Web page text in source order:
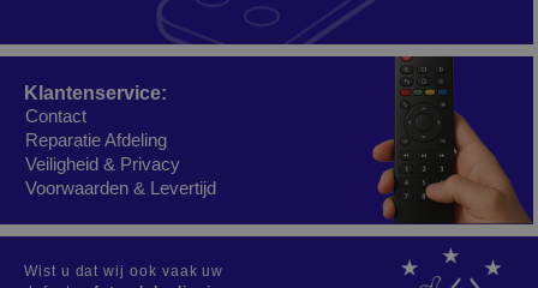
Klantenservice:
Contact
Reparatie Afdeling
Veiligheid & Privacy
Voorwaarden & Levertijd
Wist u dat wij ook vaak uw